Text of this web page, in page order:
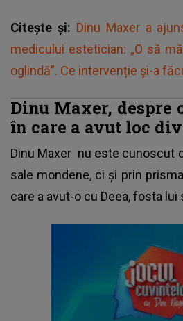
Citește și: Dinu Maxer a
medicului estetician: „O să
oglindă”. Ce intervenție și-a
Dinu Maxer, despre
în care a avut loc
Dinu Maxer nu este cunoscut
sale mondene, ci și prin
care a avut-o cu Deea, fosta lui